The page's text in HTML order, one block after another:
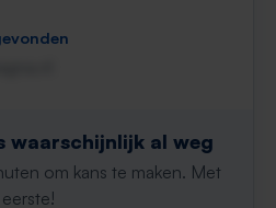
waarschijnlijk al weg
om kans te maken. Met